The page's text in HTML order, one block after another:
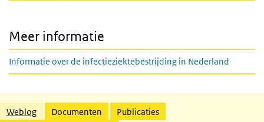
Meer informatie
Informatie over de infectieziektebestrijding in Nederland
Gerelateerde inhoud
Weblog Documenten
Publicaties